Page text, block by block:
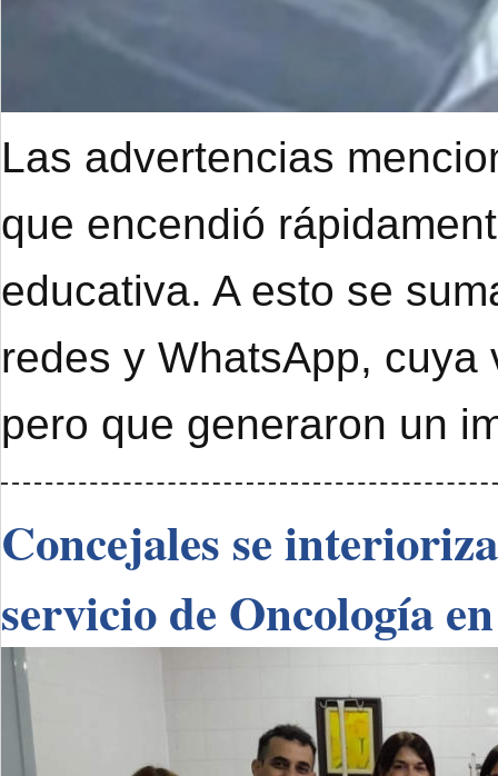
Las advertencias
que encendió
educativa. A esto se
redes y WhatsApp,
pero que generaron un
Concejales se
servicio de Oncología